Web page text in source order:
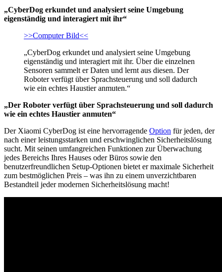
„CyberDog erkundet und analysiert seine Umgebung
eigenständig und interagiert mit ihr“
>>Computer Bild<<
„CyberDog erkundet und analysiert seine Umgebung
eigenständig und interagiert mit ihr. Über die einzelnen
Sensoren sammelt er Daten und lernt aus diesen. Der
Roboter verfügt über Sprachsteuerung und soll dadurch
wie ein echtes Haustier anmuten.“
„Der Roboter verfügt über Sprachsteuerung und soll dadurch
wie ein echtes Haustier anmuten“
Der Xiaomi CyberDog ist eine hervorragende Option für jeden, der
nach einer leistungsstarken und erschwinglichen Sicherheitslösung
sucht. Mit seinen umfangreichen Funktionen zur Überwachung
jedes Bereichs Ihres Hauses oder Büros sowie den
benutzerfreundlichen Setup-Optionen bietet er maximale Sicherheit
zum bestmöglichen Preis – was ihn zu einem unverzichtbaren
Bestandteil jeder modernen Sicherheitslösung macht!